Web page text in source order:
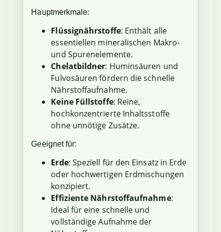
Hauptmerkmale:
Flüssignährstoffe: Enthält alle
essentiellen mineralischen Makro-
und Spurenelemente.
Chelatbildner: Huminsäuren und
Fulvosäuren fördern die schnelle
Nährstoffaufnahme.
Keine Füllstoffe: Reine,
hochkonzentrierte Inhaltsstoffe
ohne unnötige Zusätze.
Geeignet für:
Erde: Speziell für den Einsatz in Erde
oder hochwertigen Erdmischungen
konzipiert.
Effiziente Nährstoffaufnahme:
Ideal für eine schnelle und
vollständige Aufnahme der